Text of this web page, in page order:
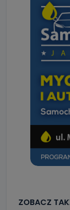
ZOBACZ